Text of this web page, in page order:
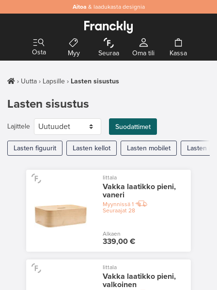
Aitoa & laadukasta designia
Osta Myy Seuraa Oma tili Kassa
Uutta Lapsille Lasten sisustus
Lasten sisustus
Lajittele Suodattimet
Lasten figuurit Lasten kellot Lasten mobilet Lasten
Iittala
Vakka laatikko pieni,
vaneri
Myynnissä1
Seuraajat28
Alkaen
339,00 €
Iittala
Vakka laatikko pieni,
valkoinen